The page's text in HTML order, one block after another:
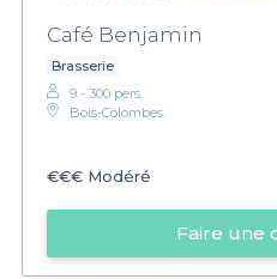
Café Benjamin
Brasserie
9 - 300 pers.
Bois‑Colombes.
€€€ Modéré
Faire une